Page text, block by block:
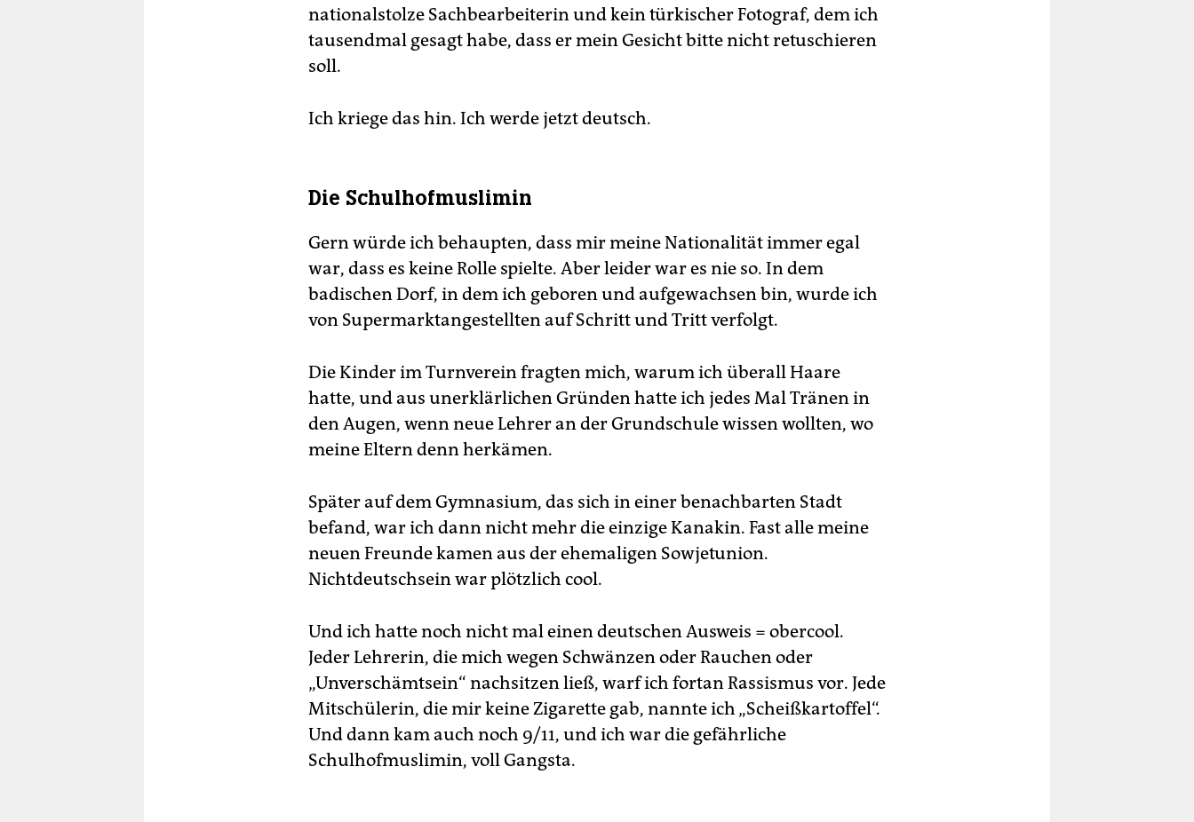
nationalstolze Sachbearbeiterin und kein türkischer Fotograf, dem ich
tausendmal gesagt habe, dass er mein Gesicht bitte nicht retuschieren
soll.
Ich kriege das hin. Ich werde jetzt deutsch.
Die Schulhofmuslimin
Gern würde ich behaupten, dass mir meine Nationalität immer egal
war, dass es keine Rolle spielte. Aber leider war es nie so. In dem
badischen Dorf, in dem ich geboren und aufgewachsen bin, wurde ich
von Supermarktangestellten auf Schritt und Tritt verfolgt.
Die Kinder im Turnverein fragten mich, warum ich überall Haare
hatte, und aus unerklärlichen Gründen hatte ich jedes Mal Tränen in
den Augen, wenn neue Lehrer an der Grundschule wissen wollten, wo
meine Eltern denn herkämen.
Später auf dem Gymnasium, das sich in einer benachbarten Stadt
befand, war ich dann nicht mehr die einzige Kanakin. Fast alle meine
neuen Freunde kamen aus der ehemaligen Sowjetunion.
Nichtdeutschsein war plötzlich cool.
Und ich hatte noch nicht mal einen deutschen Ausweis = obercool.
Jeder Lehrerin, die mich wegen Schwänzen oder Rauchen oder
„Unverschämtsein“ nachsitzen ließ, warf ich fortan Rassismus vor. Jede
Mitschülerin, die mir keine Zigarette gab, nannte ich „Scheißkartoffel“.
Und dann kam auch noch 9/11, und ich war die gefährliche
Schulhofmuslimin, voll Gangsta.